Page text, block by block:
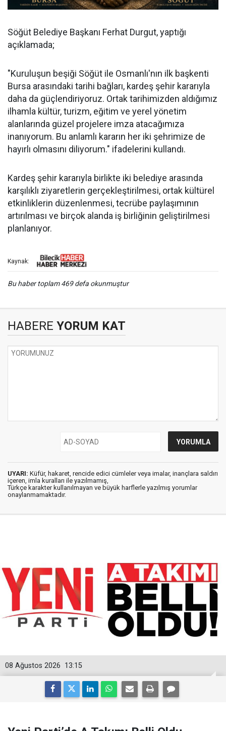
Söğüt Belediye Başkanı Ferhat Durgut, yaptığı
açıklamada;
"Kuruluşun beşiği Söğüt ile Osmanlı'nın ilk başkenti
Bursa arasındaki tarihi bağları, kardeş şehir kararıyla
daha da güçlendiriyoruz. Ortak tarihimizden aldığımız
ilhamla kültür, turizm, eğitim ve yerel yönetim
alanlarında güzel projelere imza atacağımıza
inanıyorum. Bu anlamlı kararın her iki şehrimize de
hayırlı olmasını diliyorum." ifadelerini kullandı.
Kardeş şehir kararıyla birlikte iki belediye arasında
karşılıklı ziyaretlerin gerçekleştirilmesi, ortak kültürel
etkinliklerin düzenlenmesi, tecrübe paylaşımının
artırılması ve birçok alanda iş birliğinin geliştirilmesi
planlanıyor.
Kaynak:
Bu haber toplam 469 defa okunmuştur
HABERE YORUM KAT
UYARI: Küfür, hakaret, rencide edici cümleler veya imalar, inançlara saldırı
içeren, imla kuralları ile yazılmamış,
Türkçe karakter kullanılmayan ve büyük harflerle yazılmış yorumlar
onaylanmamaktadır.
13:15
08 Ağustos 2026